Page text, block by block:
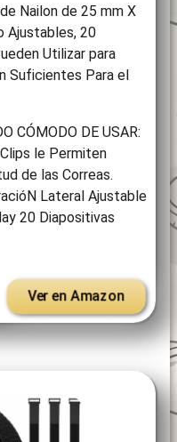
Nailon de 25 mm X
Ajustables, 20
Utilizar para
Suficientes Para el
CÓMODO DE USAR:
le Permiten
de las Correas.
Lateral Ajustable
20 Diapositivas
Ver en Amazon